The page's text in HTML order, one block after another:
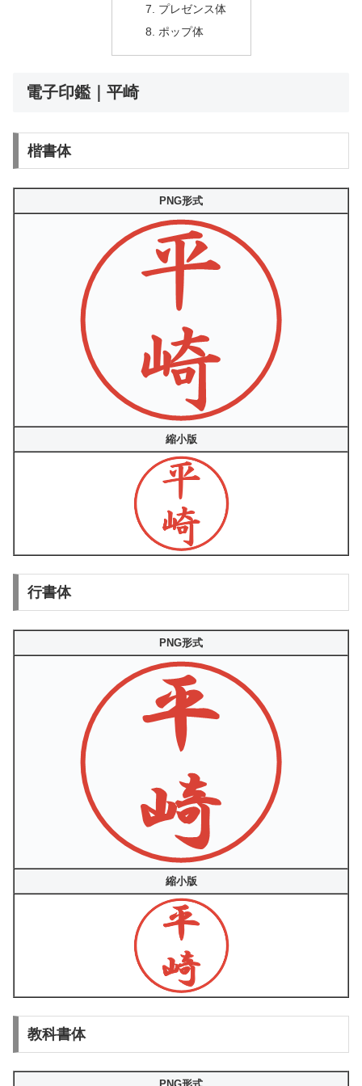
プレゼンス体
ポップ体
電子印鑑｜平崎
楷書体
PNG形式
縮小版
行書体
PNG形式
縮小版
教科書体